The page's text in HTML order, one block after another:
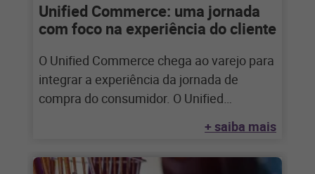
Unified Commerce: uma jornada
com foco na experiência do cliente
O Unified Commerce chega ao varejo para
integrar a experiência da jornada de
compra do consumidor. O Unified
+ saiba mais